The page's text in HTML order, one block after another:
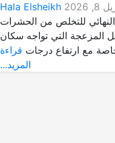
2026
Hala Elsheikh
للتخلص من الحشرات
المزعجة التي تواجه سكان
مع ارتفاع درجات قراءة
المزيد...